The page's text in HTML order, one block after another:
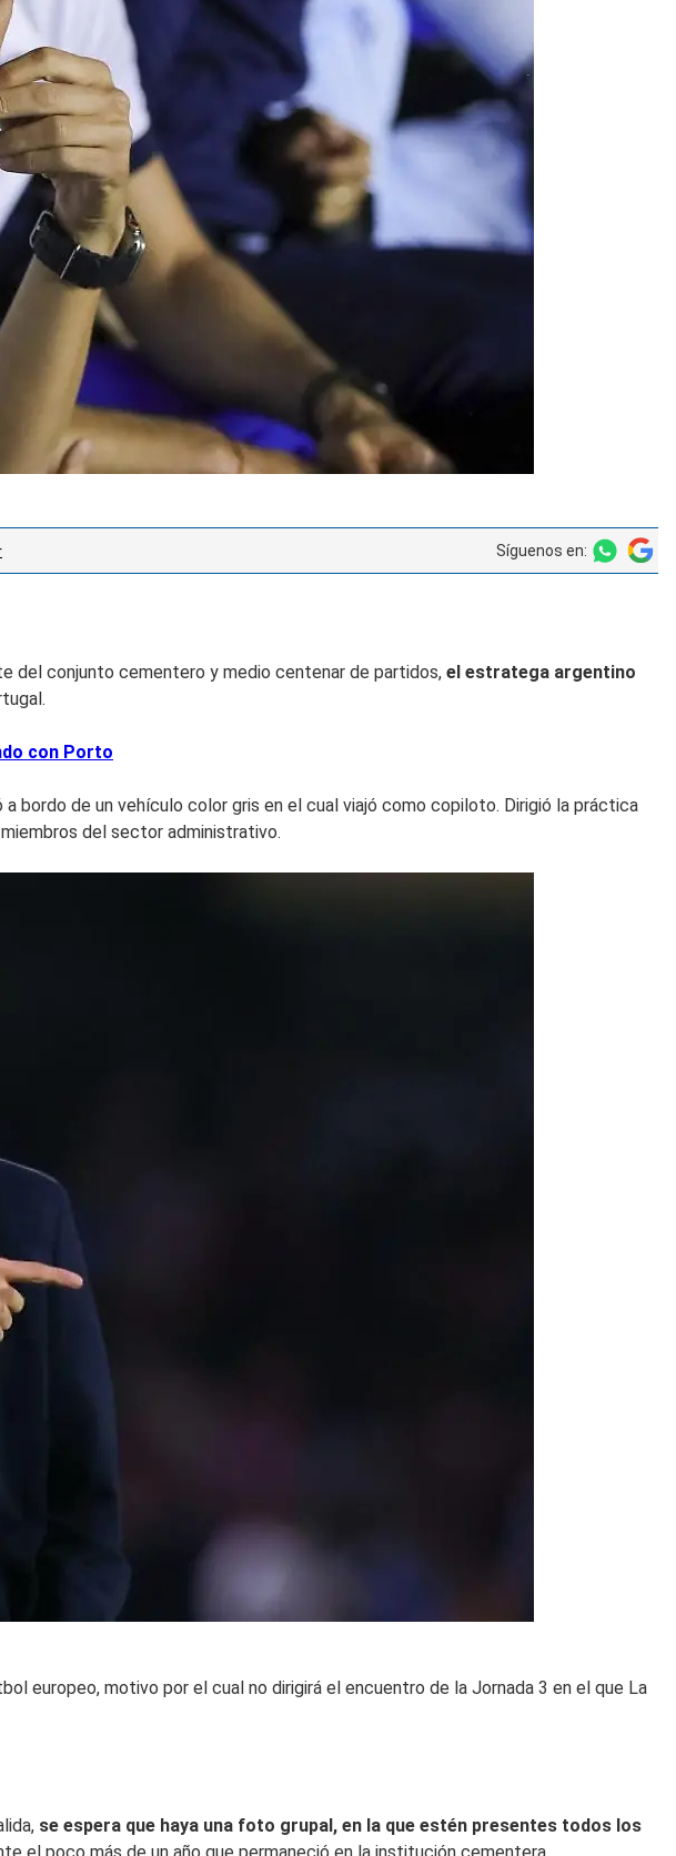
Síguenos en:
del conjunto cementero y medio centenar de partidos, el estratega argentino
con Porto
bordo de un vehículo color gris en el cual viajó como copiloto. Dirigió la práctica
del sector administrativo.
europeo, motivo por el cual no dirigirá el encuentro de la Jornada 3 en el que La
se espera que haya una foto grupal, en la que estén presentes todos los